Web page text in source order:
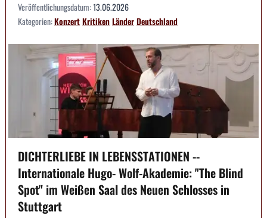
Veröffentlichungsdatum:13.06.2026
Kategorien:KonzertKritikenLänderDeutschland
DICHTERLIEBE IN LEBENSSTATIONEN --
Internationale Hugo- Wolf-Akademie: "The Blind
Spot" im Weißen Saal des Neuen Schlosses in
Stuttgart